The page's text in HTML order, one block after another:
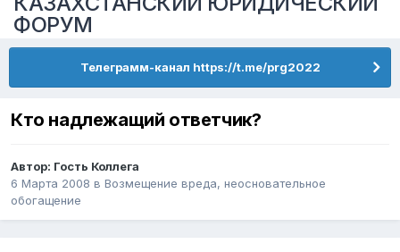
ФОРУМ
Телеграмм-канал https://t.me/prg2022
Кто надлежащий ответчик?
Автор: Гость Коллега
6 Марта 2008 в Возмещение вреда, неосновательное
обогащение